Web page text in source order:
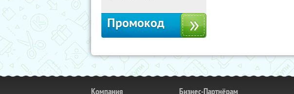
Промокод
Компания Бизнес-Партнёрам